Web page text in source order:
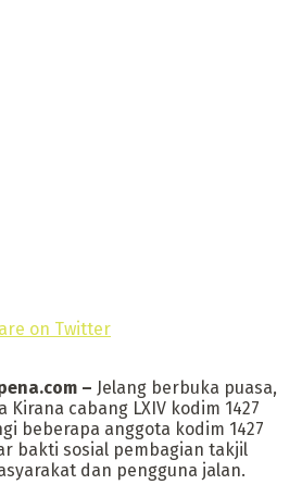
on Twitter
– Jelang berbuka puasa,
cabang LXIV kodim 1427
beberapa anggota kodim 1427
bakti sosial pembagian takjil
dan pengguna jalan.